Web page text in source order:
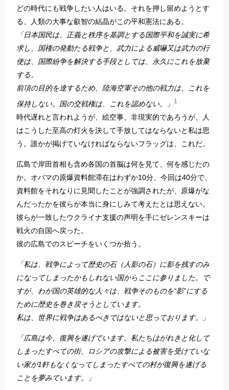
どの時代にも戦争したい人はいる。それを押し留めようとす
る、人類の大事な叡智の結晶がこの平和憲法にある。
「日本国民は、正義と秩序を基調とする国際平和を誠実に希
求し、国権の発動たる戦争と、武力による威嚇又は武力の行
使は、国際紛争を解決する手段としては、永久にこれを放棄
する。
前項の目的を達するため、陸海空軍その他の戦力は、これを
保持しない。国の交戦権は、これを認めない。」
1
時代遅れと言われようが、絵空事、非現実的であろうが、人
はこうした至高の灯火を決して手放してはならないと私は思
う。誰かが掲げていなければならないフラッグは、これだ。
広島で岸田首相も含め各国の首脳は何を見て、何を感じたの
か。オバマの原爆資料館滞在はわずか10分、今回は40分で、
資料館をそれなりに見聞したことが強調されたが、原爆がな
んだったかを彼らが本当に身にしみて考えたとは思えない。
彼らが一致したウクライナ支援の声明を手にゼレンスキーは
戦火の自国へ戻った。
彼の広島でのスピーチをいくつか拾う。
「私は、戦争によって歴史の石（人影の石）に影を残すのみ
になってしまったかもしれない国からここに参りました。で
すが、わが国の英雄的な人々は、戦争そのものを“影”にする
ために歴史を巻き戻そうとしています。
私は、世界に戦争はあるべきではないと思っております。」
「広島は今、復興を遂げています。私たちはがれきと化して
しまったすべての街、ロシアの攻撃による被害を受けていな
い家が1軒もなくなってしまったすべての村が復興を遂げる
ことを夢みています。」